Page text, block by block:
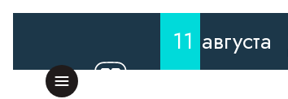
11 августа